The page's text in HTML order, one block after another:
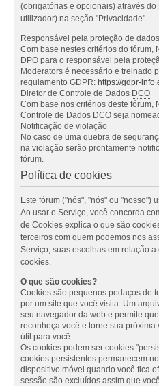
(obrigatórias e opcionais) através
utilizador) na seção "Privacidade".
Responsável pela proteção de dados
Com base nestes critérios do fórum,
DPO para o responsável pela
Moderators é necessário e treinado
regulamento GDPR: https://gdpr-
Diretor de Controle de Dados DCO
Com base nos critérios deste fórum,
Controle de Dados DCO seja
Notificação de violação
No caso de uma quebra de
na violação serão prontamente
fórum.
Política de cookies
Este fórum ("nós", "nós" ou "nosso")
Ao usar o Serviço, você concorda
de Cookies explica o que são
terceiros com quem podemos nos
Serviço, suas escolhas em relação
cookies.
O que são cookies?
Cookies são pequenos pedaços de
por um site que você visita. Um
seu navegador da web e permite
reconheça você e torne sua
útil para você.
Os cookies podem ser cookies
cookies persistentes permanecem
dispositivo móvel quando você fica
sessão são excluídos assim que